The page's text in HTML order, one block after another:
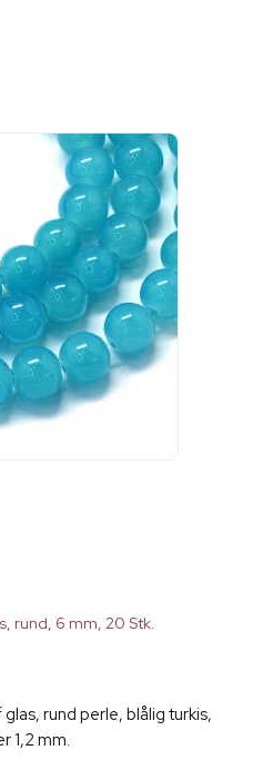
rund, 6 mm, 20 Stk.
rund perle, blålig turkis,
1,2 mm.